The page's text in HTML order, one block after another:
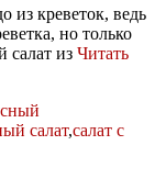
из креветок, ведь
но только
салат из Читать
салат,салат с